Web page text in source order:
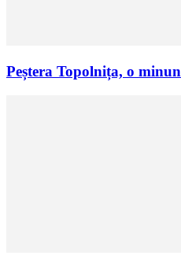
Peștera Topolnița, o